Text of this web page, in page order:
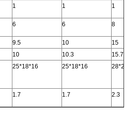
1 1 1
6 6 8
9.5 10
15
10 10.3
15.7
25*18*16 25*18*16
1.7 1.7 2.3